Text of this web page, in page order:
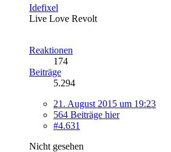
Idefixel
Live Love Revolt
Reaktionen
174
Beiträge
5.294
21. August 2015 um 19:23
564 Beiträge hier
#4.631
Nicht gesehen